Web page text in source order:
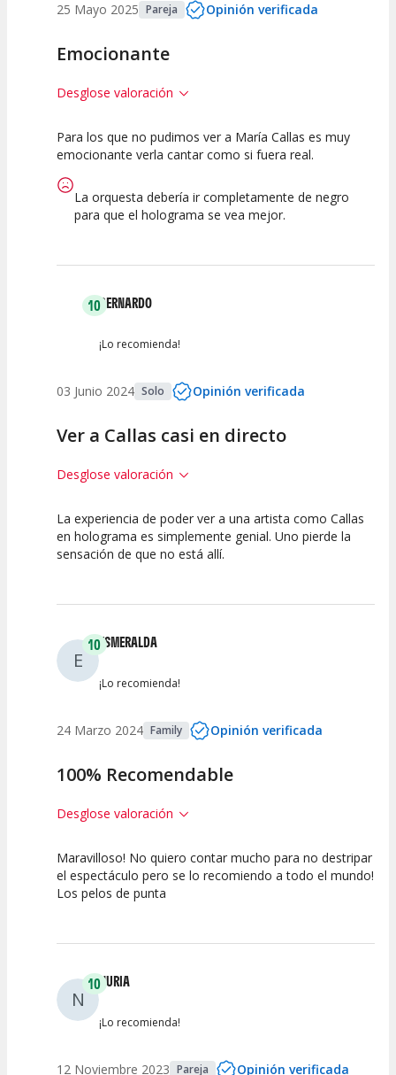
25 Mayo 2025 Pareja Opinión verificada
Emocionante
Desglose valoración
10
Espectáculo
10
Escena
10
artística
Para los que no pudimos ver a María Callas es muy
emocionante verla cantar como si fuera real.
La orquesta debería ir completamente de negro
para que el holograma se vea mejor.
10BERNARDO
¡Lo recomienda!
03 Junio 2024 Solo Opinión verificada
Ver a Callas casi en directo
Desglose valoración
10
Calidad del
10
Puesta en
10
Interpretación
La experiencia de poder ver a una artista como Callas
en holograma es simplemente genial. Uno pierde la
sensación de que no está allí.
E
10ESMERALDA
¡Lo recomienda!
24 Marzo 2024 Family Opinión verificada
100% Recomendable
Desglose valoración
10
Calidad del
10
Puesta en
10
Maravilloso! No quiero contar mucho para no destripar
el espectáculo pero se lo recomiendo a todo el mundo!
Los pelos de punta
N
10NURIA
¡Lo recomienda!
12 Noviembre 2023 Pareja Opinión verificada